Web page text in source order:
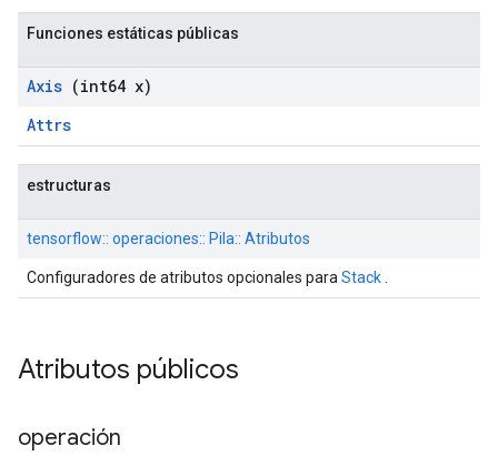
Funciones estáticas públicas
Axis (int64 x)
Attrs
estructuras
tensorflow:: operaciones:: Pila:: Atributos
Configuradores de atributos opcionales para Stack
Atributos públicos
operación